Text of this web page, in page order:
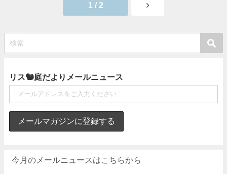
1 / 2
リス🐿庭だよりメールニュース
今月のメールニュースはこちらから